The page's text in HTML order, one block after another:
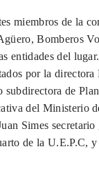
miembros de la
Bomberos
entidades del
por la directora
subdirectora de
del Ministerio
Simes secretario
de la U.E.P.C, y